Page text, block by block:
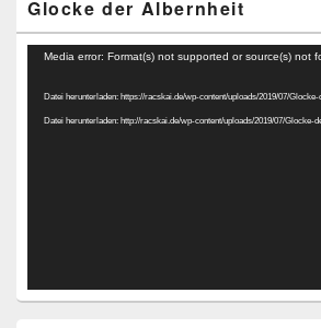
Glocke der Albernheit
Video-
Media error: Format(s) not supported or source(s) not
Datei herunterladen: https://racskai.de/wp-content/uploads/2019/07/
Datei herunterladen: http://racskai.de/wp-content/uploads/2019/07/Glocke-